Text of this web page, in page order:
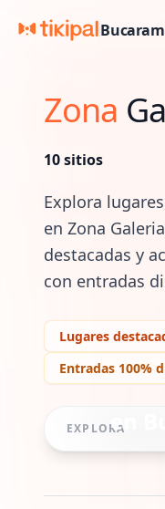
Zona
10sitios
Explora
en Zona
destacadas y
con entradas
Lugares
Entradas 100%
en
EXPLORA